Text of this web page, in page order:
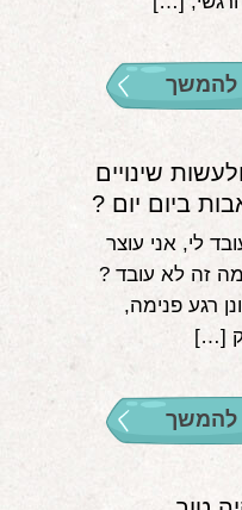
להמשך
שינויים
ביום יום ?
לי, אני עוצר
זה לא עובד ?
רגע פנימה,
[…]
להמשך